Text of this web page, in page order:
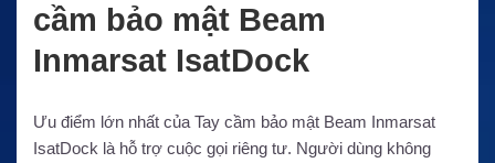
cầm bảo mật Beam
Inmarsat IsatDock
Ưu điểm lớn nhất của Tay cầm bảo mật Beam Inmarsat
IsatDock là hỗ trợ cuộc gọi riêng tư. Người dùng không